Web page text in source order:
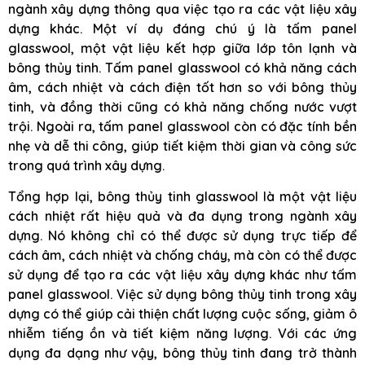
ngành xây dựng thông qua việc tạo ra các vật liệu xây
dựng khác. Một ví dụ đáng chú ý là tấm panel
glasswool, một vật liệu kết hợp giữa lớp tôn lạnh và
bông thủy tinh. Tấm panel glasswool có khả năng cách
âm, cách nhiệt và cách điện tốt hơn so với bông thủy
tinh, và đồng thời cũng có khả năng chống nước vượt
trội. Ngoài ra, tấm panel glasswool còn có đặc tính bền
nhẹ và dễ thi công, giúp tiết kiệm thời gian và công sức
trong quá trình xây dựng.
Tổng hợp lại, bông thủy tinh glasswool là một vật liệu
cách nhiệt rất hiệu quả và đa dụng trong ngành xây
dựng. Nó không chỉ có thể được sử dụng trực tiếp để
cách âm, cách nhiệt và chống cháy, mà còn có thể được
sử dụng để tạo ra các vật liệu xây dựng khác như tấm
panel glasswool. Việc sử dụng bông thủy tinh trong xây
dựng có thể giúp cải thiện chất lượng cuộc sống, giảm ô
nhiễm tiếng ồn và tiết kiệm năng lượng. Với các ứng
dụng đa dạng như vậy, bông thủy tinh đang trở thành